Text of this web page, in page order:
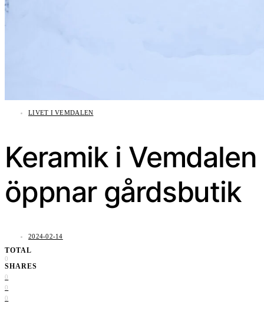
LIVET I VEMDALEN
Keramik i Vemdalen
öppnar gårdsbutik
2024-02-14
TOTAL
0
SHARES
0
0
0